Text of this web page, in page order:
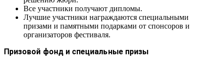
Все участники получают дипломы.
Лучшие участники награждаются специальными
призами и памятными подарками от спонсоров и
организаторов фестиваля.
Призовой фонд и специальные призы